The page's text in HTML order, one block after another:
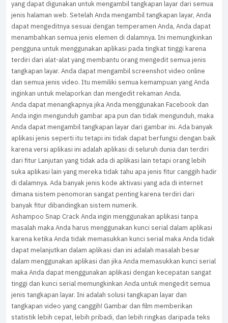
yang dapat digunakan untuk mengambil tangkapan layar dari semua
jenis halaman web. Setelah Anda mengambil tangkapan layar, Anda
dapat mengeditnya sesuai dengan temperamen Anda, Anda dapat
menambahkan semua jenis elemen di dalamnya. Ini memungkinkan
pengguna untuk menggunakan aplikasi pada tingkat tinggi karena
terdiri dari alat-alat yang membantu orang mengedit semua jenis
tangkapan layar. Anda dapat mengambil screenshot video online
dan semua jenis video. Itu memiliki semua kemampuan yang Anda
inginkan untuk melaporkan dan mengedit rekaman Anda.
Anda dapat menangkapnya jika Anda menggunakan Facebook dan
Anda ingin mengunduh gambar apa pun dan tidak mengunduh, maka
Anda dapat mengambil tangkapan layar dari gambar ini. Ada banyak
aplikasi jenis seperti itu tetapi ini tidak dapat berfungsi dengan baik
karena versi aplikasi ini adalah aplikasi di seluruh dunia dan terdiri
dari fitur Lanjutan yang tidak ada di aplikasi lain tetapi orang lebih
suka aplikasi lain yang mereka tidak tahu apa jenis fitur canggih hadir
di dalamnya. Ada banyak jenis kode aktivasi yang ada di internet
dimana sistem penomoran sangat penting karena terdiri dari
banyak fitur dibandingkan sistem numerik.
Ashampoo Snap Crack Anda ingin menggunakan aplikasi tanpa
masalah maka Anda harus menggunakan kunci serial dalam aplikasi
karena ketika Anda tidak memasukkan kunci serial maka Anda tidak
dapat melanjutkan dalam aplikasi dan ini adalah masalah besar
dalam menggunakan aplikasi dan jika Anda memasukkan kunci serial
maka Anda dapat menggunakan aplikasi dengan kecepatan sangat
tinggi dan kunci serial memungkinkan Anda untuk mengedit semua
jenis tangkapan layar. Ini adalah solusi tangkapan layar dan
tangkapan video yang canggih! Gambar dan film memberikan
statistik lebih cepat, lebih pribadi, dan lebih ringkas daripada teks